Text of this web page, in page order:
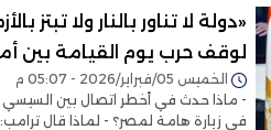
«دولة لا تناور بالنار ولا تبتز
لوقف حرب يوم القيامة بين
الخميس 05/فبراير/2026 - 05:07 م
- ماذا حدث في أخطر اتصال بين السيسي
في زيارة هامة لمصر؟ - لماذا قال